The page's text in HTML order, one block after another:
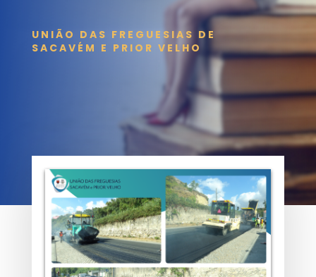
UNIÃO DAS FREGUESIAS DE
SACAVÉM E PRIOR VELHO